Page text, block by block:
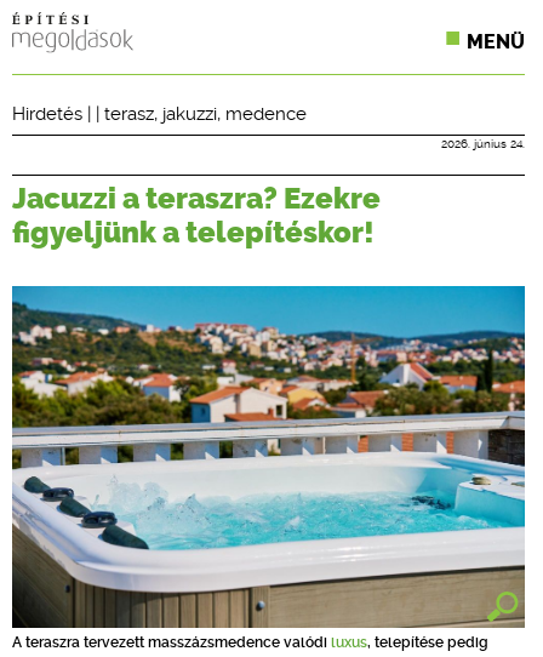
MENÜ
CPR TERMÉKKIÍRÁS
ÉPÍTÉSI JOG
TERVEZÉSI SEGÉDLETEK
Hirdetés | | terasz, jakuzzi, medence
2026. június 24.
Jacuzzi a teraszra? Ezekre
figyeljünk a telepítéskor!
A teraszra tervezett masszázsmedence valódi luxus, telepítése pedig